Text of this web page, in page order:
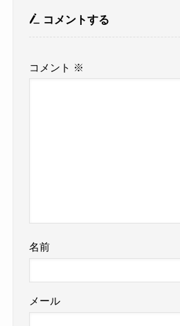
コメントする
コメント ※
名前
メール